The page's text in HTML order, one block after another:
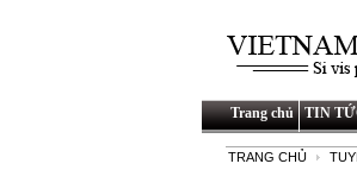
Trang chủ TIN
TRANG CHỦ